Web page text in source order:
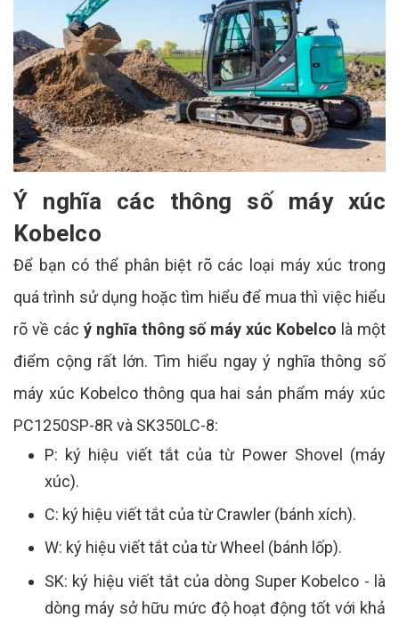
Ý nghĩa các thông số máy xúc
Kobelco
Để bạn có thể phân biệt rõ các loại máy xúc trong
quá trình sử dụng hoặc tìm hiểu để mua thì việc hiểu
rõ về các ý nghĩa thông số máy xúc Kobelco là một
điểm cộng rất lớn. Tìm hiểu ngay ý nghĩa thông số
máy xúc Kobelco thông qua hai sản phẩm máy xúc
PC1250SP-8R và SK350LC-8:
P: ký hiệu viết tắt của từ Power Shovel (máy
xúc).
C: ký hiệu viết tắt của từ Crawler (bánh xích).
W: ký hiệu viết tắt của từ Wheel (bánh lốp).
SK: ký hiệu viết tắt của dòng Super Kobelco - là
dòng máy sở hữu mức độ hoạt động tốt với khả